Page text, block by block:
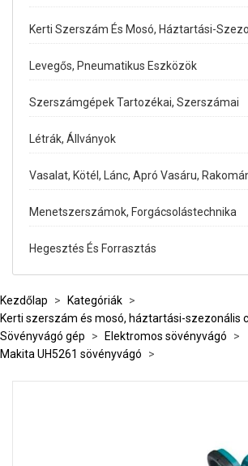
Kerti Szerszám És Mosó, Háztartási-
Levegős, Pneumatikus Eszközök
Szerszámgépek Tartozékai, Szerszámai
Létrák, Állványok
Vasalat, Kötél, Lánc, Apró Vasáru,
Menetszerszámok, Forgácsolástechnika
Hegesztés És Forrasztás
Kezdőlap > Kategóriák >
Kerti szerszám és mosó, háztartási-szezonális
Sövényvágó gép
> Elektromos sövényvágó
>
Makita UH5261 sövényvágó
>